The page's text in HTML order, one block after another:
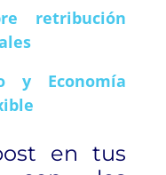
retribución
y Economía
en tus